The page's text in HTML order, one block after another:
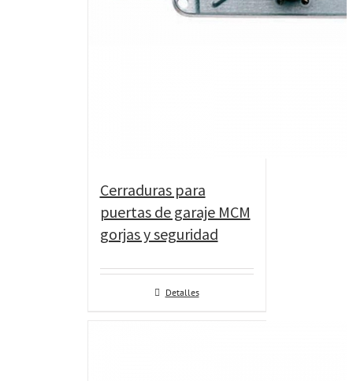
Cerraduras para
puertas de garaje MCM
gorjas y seguridad
Detalles